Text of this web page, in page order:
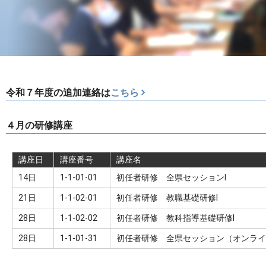
令和７年度の追加連絡はこちら
４月の研修講座
講座日 講座番号
講座名
14日
1-1-01-01 初任者研修 全県セッションⅠ
21日 1-1-02-01 初任者研修 教職基礎研修Ⅰ
28日 1-1-02-02 初任者研修 教科指導基礎研修Ⅰ
28日 1-1-01-31 初任者研修 全県セッション（オンラ